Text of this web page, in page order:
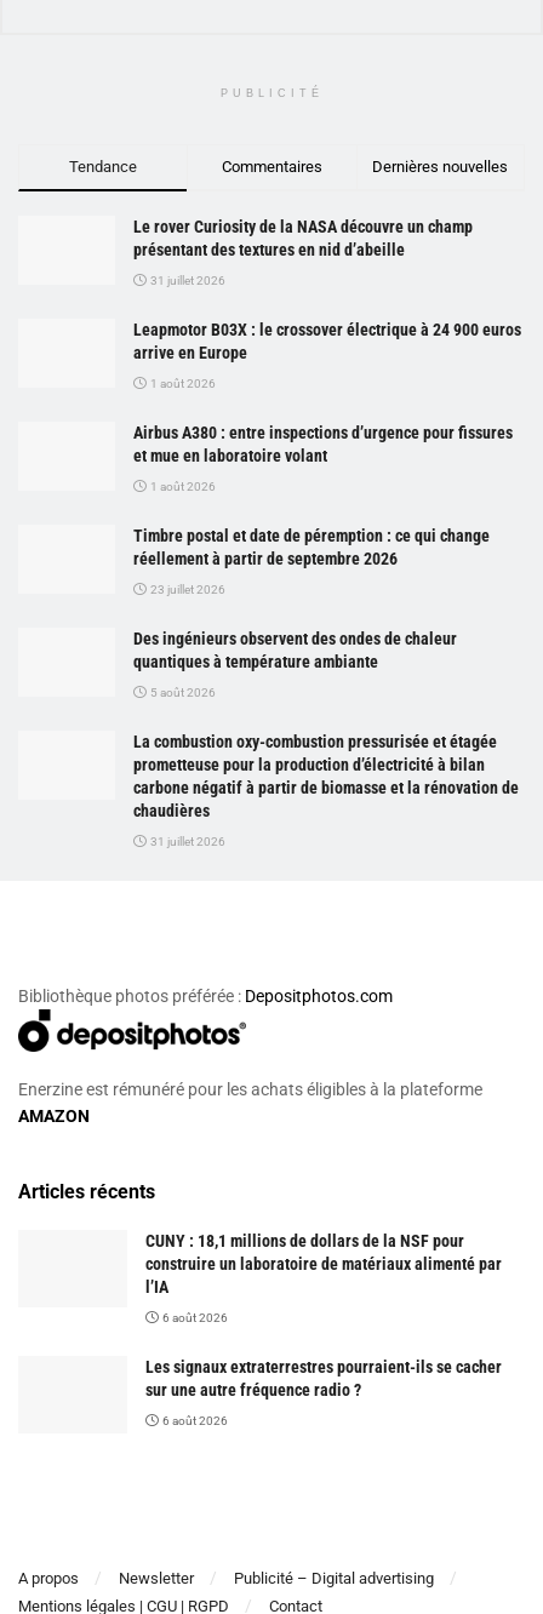
PUBLICITÉ
Tendance Commentaires Dernières nouvelles
Le rover Curiosity de la NASA découvre un champ
présentant des textures en nid d’abeille
31 juillet 2026
Leapmotor B03X : le crossover électrique à 24 900 euros
arrive en Europe
1 août 2026
Airbus A380 : entre inspections d’urgence pour fissures
et mue en laboratoire volant
1 août 2026
Timbre postal et date de péremption : ce qui change
réellement à partir de septembre 2026
23 juillet 2026
Des ingénieurs observent des ondes de chaleur
quantiques à température ambiante
5 août 2026
La combustion oxy-combustion pressurisée et étagée
prometteuse pour la production d’électricité à bilan
carbone négatif à partir de biomasse et la rénovation de
chaudières
31 juillet 2026
Bibliothèque photos préférée : Depositphotos.com
Enerzine est rémunéré pour les achats éligibles à la plateforme
AMAZON
Articles récents
CUNY : 18,1 millions de dollars de la NSF pour
construire un laboratoire de matériaux alimenté par
l’IA
6 août 2026
Les signaux extraterrestres pourraient-ils se cacher
sur une autre fréquence radio ?
6 août 2026
A propos Newsletter
Publicité – Digital advertising
Mentions légales | CGU | RGPD
Contact